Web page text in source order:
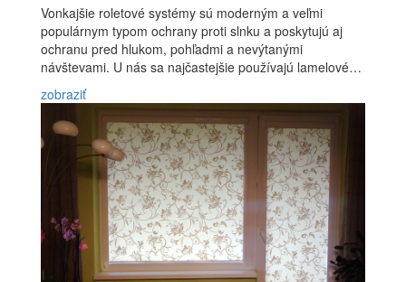
Vonkajšie roletové systémy sú moderným a veľmi
populárnym typom ochrany proti slnku a poskytujú aj
ochranu pred hlukom, pohľadmi a nevýtanými
návštevami. U nás sa najčastejšie používajú lamelové…
zobraziť